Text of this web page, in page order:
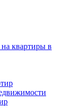
квартиры в